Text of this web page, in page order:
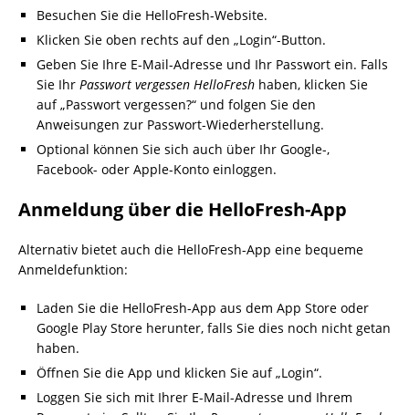
Besuchen Sie die HelloFresh-Website.
Klicken Sie oben rechts auf den „Login“-Button.
Geben Sie Ihre E-Mail-Adresse und Ihr Passwort ein. Falls
Sie Ihr Passwort vergessen HelloFresh haben, klicken Sie
auf „Passwort vergessen?“ und folgen Sie den
Anweisungen zur Passwort-Wiederherstellung.
Optional können Sie sich auch über Ihr Google-,
Facebook- oder Apple-Konto einloggen.
Anmeldung über die HelloFresh-App
Alternativ bietet auch die HelloFresh-App eine bequeme
Anmeldefunktion:
Laden Sie die HelloFresh-App aus dem App Store oder
Google Play Store herunter, falls Sie dies noch nicht getan
haben.
Öffnen Sie die App und klicken Sie auf „Login“.
Loggen Sie sich mit Ihrer E-Mail-Adresse und Ihrem